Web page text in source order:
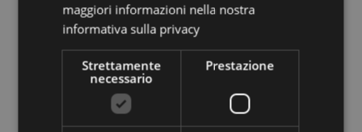
0.210000
No
No
No
Adoramals
maggiori informazioni nella nostra
informativa sulla privacy
Strettamente
necessario
Prestazione